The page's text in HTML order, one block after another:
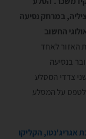
במרחק נסיעה
החשוב
האזור לאחד
בנסיעה
צדדי המסלע
לטפס על המסלע
אגריג'נטו, הקליקו